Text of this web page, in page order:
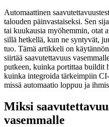
Automaattinen
talouden päinvastaiseksi. Sen
tai kuukausia myöhemmin, otat
sillä hetkellä, kun ne syntyvät,
tuo. Tämä artikkeli on
siirtää saavutettavuus
putkeen, kuinka portittaa buildit
kuinka integroida tärkeimpiin
missä automaatio loppuu ja
Miksi
vasemmalle